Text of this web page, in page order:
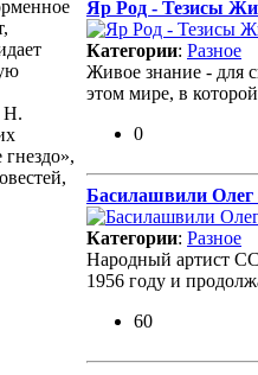
Н.
Яр Род - Тезисы
Категории: Разное
Живое знание - для
этом мире, в
0
Басилашвили Олег
Категории: Разное
Народный артист
1956 году и
60